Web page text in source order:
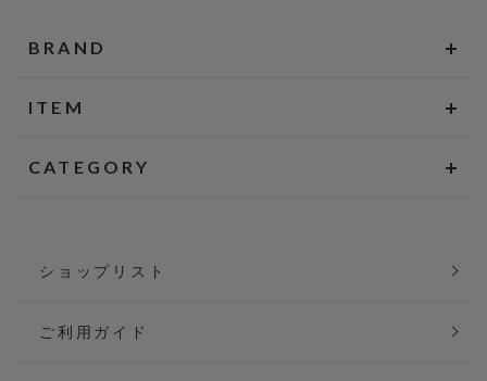
BRAND
ITEM
CATEGORY
ショップリスト
ご利用ガイド